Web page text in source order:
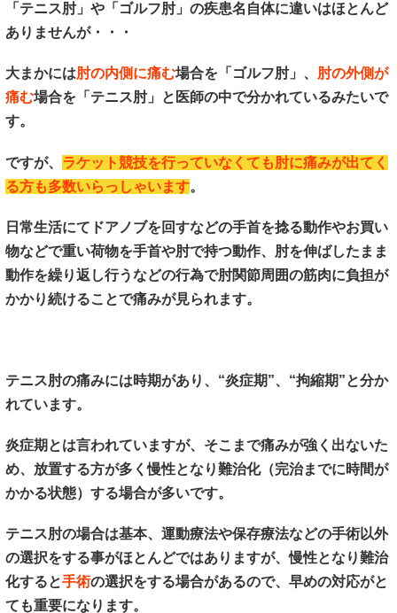
「テニス肘」や「ゴルフ肘」の疾患名自体に違いはほとんど
ありませんが・・・
大まかには肘の内側に痛む場合を「ゴルフ肘」、 肘の外側が
痛む場合を「テニス肘」と医師の中で分かれているみたいで
す。
ですが、 ラケット競技を行っていなくても肘に痛みが出てく
る方も多数いらっしゃいます。
日常生活にてドアノブを回すなどの手首を捻る動作やお買い
物などで重い荷物を手首や肘で持つ動作、肘を伸ばしたまま
動作を繰り返し行うなどの行為で肘関節周囲の筋肉に負担が
かかり続けることで痛みが見られます。
テニス肘の痛みには時期があり、“炎症期”、“拘縮期”と分か
れています。
炎症期とは言われていますが、そこまで痛みが強く出ないた
め、放置する方が多く慢性となり難治化（完治までに時間が
かかる状態）する場合が多いです。
テニス肘の場合は基本、運動療法や保存療法などの手術以外
の選択をする事がほとんどではありますが、慢性となり難治
化すると手術の選択をする場合があるので、早めの対応がと
ても重要になります。